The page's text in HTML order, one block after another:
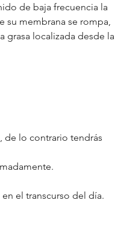
de baja frecuencia la
su membrana se rompa,
grasa localizada desde la
de lo contrario tendrás
el transcurso del día.